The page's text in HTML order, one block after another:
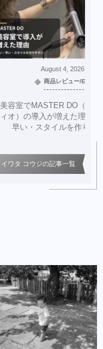
August 4, 2026
商品レビュー/EC
美容室でMASTER DO（マ
ィオ）の導入が増えた理由
早い・スタイルを作りや
イワタ コウジの記事一覧